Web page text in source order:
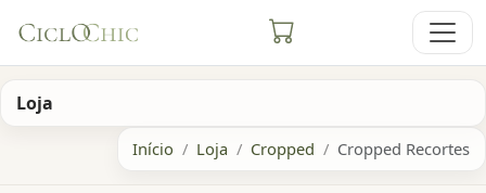
Loja
Início Loja Cropped Cropped Recortes